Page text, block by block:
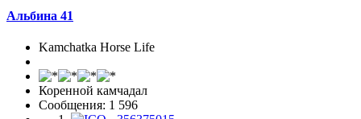
Альбина 41
Kamchatka Horse Life
Коренной камчадал
Сообщения: 1 596